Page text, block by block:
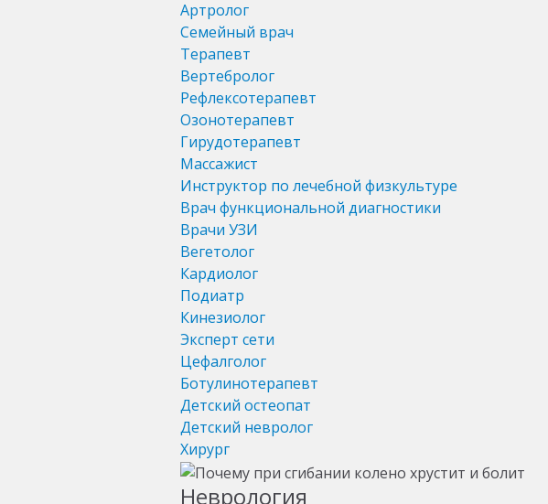
Артролог
Семейный врач
Терапевт
Вертебролог
Рефлексотерапевт
Озонотерапевт
Гирудотерапевт
Массажист
Инструктор по лечебной физкультуре
Врач функциональной диагностики
Врачи УЗИ
Вегетолог
Кардиолог
Подиатр
Кинезиолог
Эксперт сети
Цефалголог
Ботулинотерапевт
Детский остеопат
Детский невролог
Хирург
Неврология